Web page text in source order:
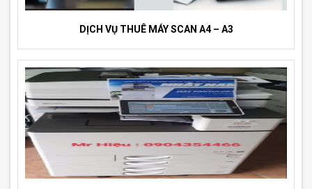
DỊCH VỤ THUÊ MÁY SCAN A4 – A3